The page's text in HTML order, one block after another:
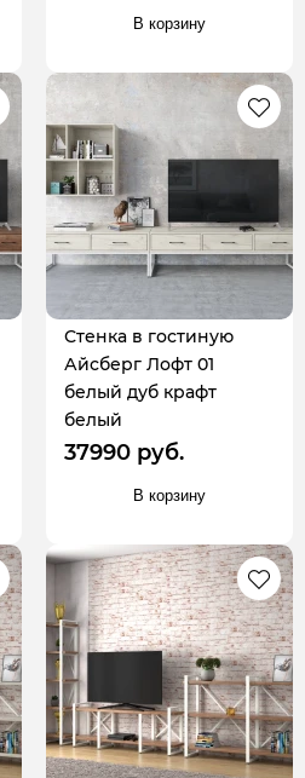
В корзину
Стенка в гостиную
Айсберг Лофт 01
белый дуб крафт
белый
37990 руб.
В корзину